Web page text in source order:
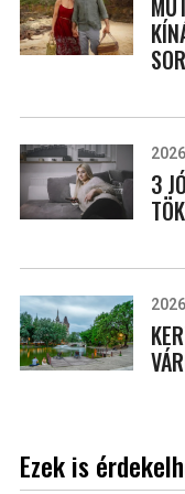
3
Ezek is